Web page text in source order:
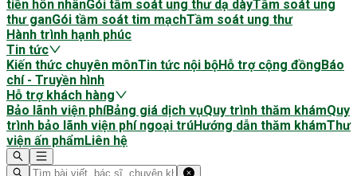
tiền hôn nhânGói tầm soát ung thư dạ dàyTầm soát ung
thư ganGói tầm soát tim mạchTầm soát ung thư
Hành trình hạnh phúc
Tin tức
Kiến thức chuyên mônTin tức nội bộHỗ trợ cộng đồngBáo
chí - Truyền hình
Hỗ trợ khách hàng
Bảo lãnh viện phíBảng giá dịch vụQuy trình thăm khámQuy
trình bảo lãnh viện phí ngoại trúHướng dẫn thăm khámThư
viện ấn phẩmLiên hệ